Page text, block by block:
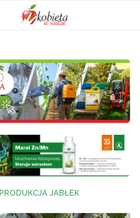
PRODUKCJA JABŁEK